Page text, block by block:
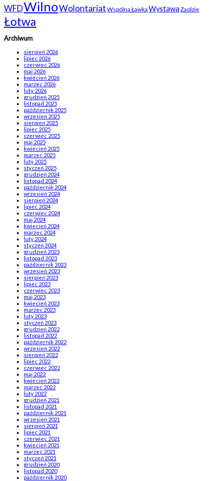
WFDWilnoWolontariat Wspólna Ławka Wystawa Zaolzie
Łotwa
Archiwum
sierpień 2026
lipiec 2026
czerwiec 2026
maj 2026
kwiecień 2026
marzec 2026
luty 2026
grudzień 2025
listopad 2025
październik 2025
wrzesień 2025
sierpień 2025
lipiec 2025
czerwiec 2025
maj 2025
kwiecień 2025
marzec 2025
luty 2025
styczeń 2025
grudzień 2024
listopad 2024
październik 2024
wrzesień 2024
sierpień 2024
lipiec 2024
czerwiec 2024
maj 2024
kwiecień 2024
marzec 2024
luty 2024
styczeń 2024
grudzień 2023
listopad 2023
październik 2023
wrzesień 2023
sierpień 2023
lipiec 2023
czerwiec 2023
maj 2023
kwiecień 2023
marzec 2023
luty 2023
styczeń 2023
grudzień 2022
listopad 2022
październik 2022
wrzesień 2022
sierpień 2022
lipiec 2022
czerwiec 2022
maj 2022
kwiecień 2022
marzec 2022
luty 2022
grudzień 2021
listopad 2021
październik 2021
wrzesień 2021
sierpień 2021
lipiec 2021
czerwiec 2021
kwiecień 2021
marzec 2021
styczeń 2021
grudzień 2020
listopad 2020
październik 2020